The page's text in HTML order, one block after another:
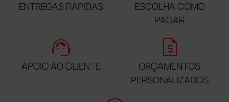
ENTREGAS RÁPIDAS
ESCOLHA COMO
PAGAR
support_agent
APOIO AO CLIENTE
request_quote
ORÇAMENTOS
PERSONALIZADOS